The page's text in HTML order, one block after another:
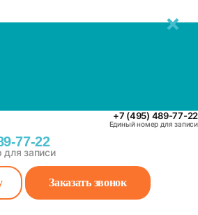
+7 (495) 489-77-22
Единый номер для записи
77-22
записи
Заказать звонок
✕
✕
✕
✕
✕